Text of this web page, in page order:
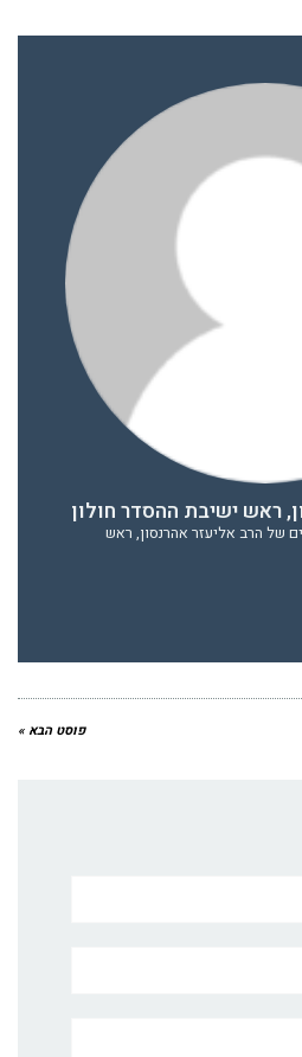
ראש ישיבת ההסדר חולון
של הרב אליעזר אהרנסון, ראש
פוסט הבא »